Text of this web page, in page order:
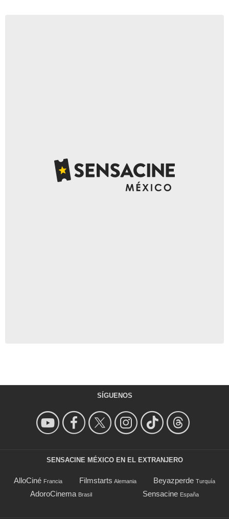
SÍGUENOS
SENSACINE MÉXICO EN EL EXTRANJERO
AlloCiné Francia Filmstarts Alemania Beyazperde Turquía
AdoroCinema Brasil Sensacine España